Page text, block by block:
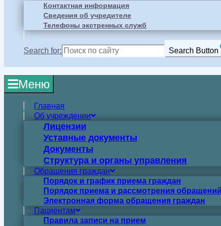
Контактная информация
Сведения об учредителе
Телефоны экстренных служб
Search for: Search Button
Меню
Главная
Об учреждении
Лицензии
Уставные документы
Документы
Структура и органы управления
Обращения граждан
Порядок и график приема граждан
Порядок приема и рассмотрения
Электронная форма обращения граждан
Пациентам
Правила записи на прием